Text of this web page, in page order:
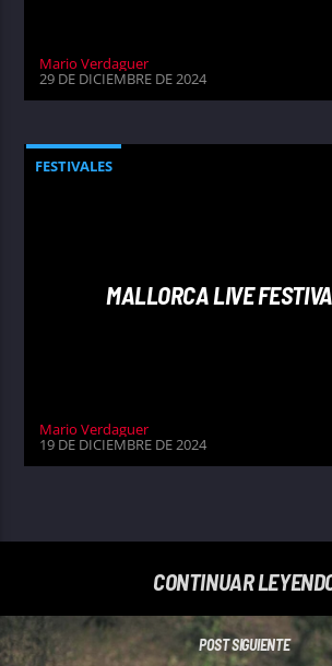
Mario Verdaguer
29 DE DICIEMBRE DE 2024
FESTIVALES
MALLORCA LIVE
Mario Verdaguer
19 DE DICIEMBRE DE 2024
CONTINUAR
POST SIGUIENTE